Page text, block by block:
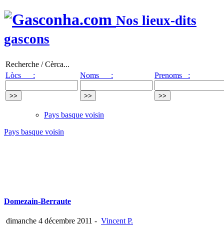
Nos lieux-dits
gascons
Recherche / Cèrca...
Lòcs :
Noms : Prenoms :
Pays basque voisin
Pays basque voisin
Domezain-Berraute
dimanche 4 décembre 2011 - Vincent P.